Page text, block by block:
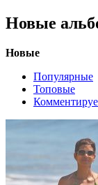
Новые
Новые
Популярные
Топовые